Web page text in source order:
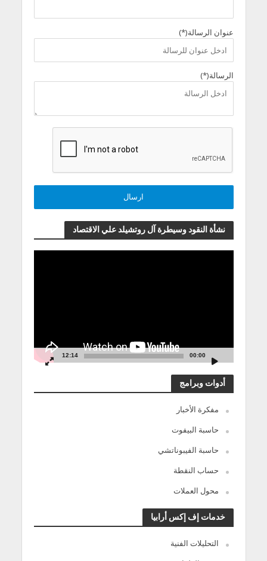
عنوان الرسالة(*)
الرسالة(*)
نشأة النقود وسيطرة آل روتشيلد علي الاقتصاد
00:00
12:14
أدوات وبرامج
مفكرة الأخبار
حاسبة البيفوت
حاسبة الفيبوناتشي
حساب النقطة
محول العملات
خدمات إف إكس أرابيا
التحليلات الفنية